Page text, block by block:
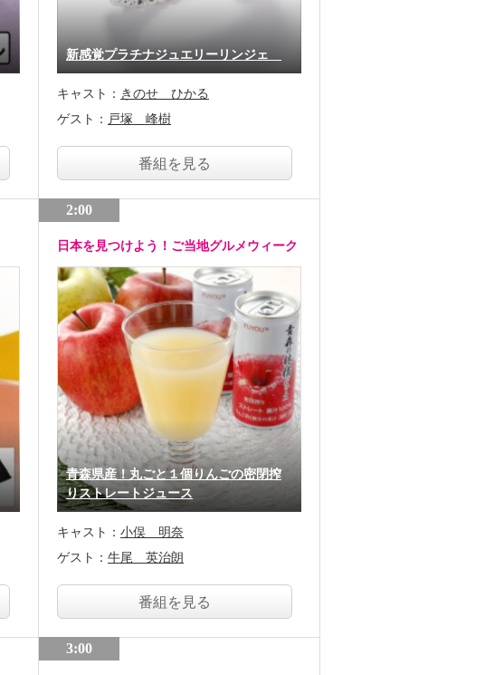
新感覚プラチナジュエリーリンジェ
キャスト： きのせ ひかる
ゲスト： 戸塚 峰樹
番組を見る
2:00
日本を見つけよう！ご当地グルメウィーク
青森県産！丸ごと１個りんごの密閉搾
りストレートジュース
キャスト： 小俣 明奈
ゲスト： 牛尾 英治朗
番組を見る
3:00